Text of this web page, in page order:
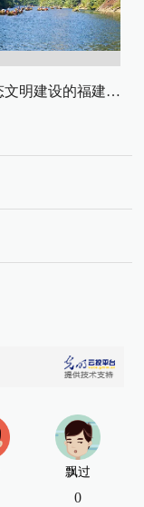
数字生态文明建设的福建路径与启示
飘过
0